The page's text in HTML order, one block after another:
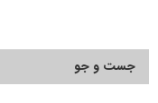
جست و جو